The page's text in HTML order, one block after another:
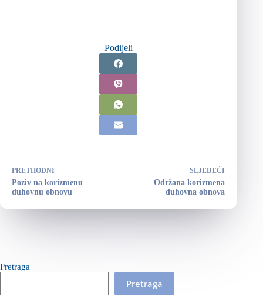
Podijeli
PRETHODNI
Poziv na korizmenu
duhovnu obnovu
SLJEDEĆI
Održana korizmena
duhovna obnova
Pretraga
Pretraga